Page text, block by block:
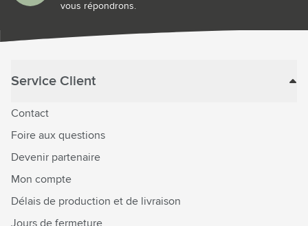
vous répondrons.
Service Client
Contact
Foire aux questions
Devenir partenaire
Mon compte
Délais de production et de livraison
Jours de fermeture